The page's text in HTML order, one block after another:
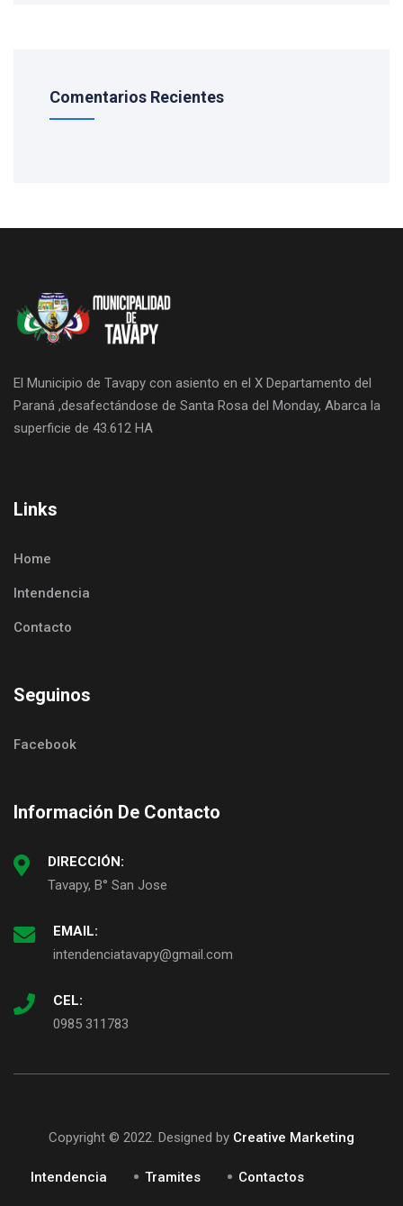
Comentarios Recientes
El Municipio de Tavapy con asiento en el X Departamento del
Paraná ,desafectándose de Santa Rosa del Monday, Abarca la
superficie de 43.612 HA
Links
Home
Intendencia
Contacto
Seguinos
Facebook
Información De Contacto
DIRECCIÓN:
Tavapy, B° San Jose
EMAIL:
intendenciatavapy@gmail.com
CEL:
0985 311783
Copyright © 2022. Designed by Creative Marketing
Intendencia Tramites Contactos